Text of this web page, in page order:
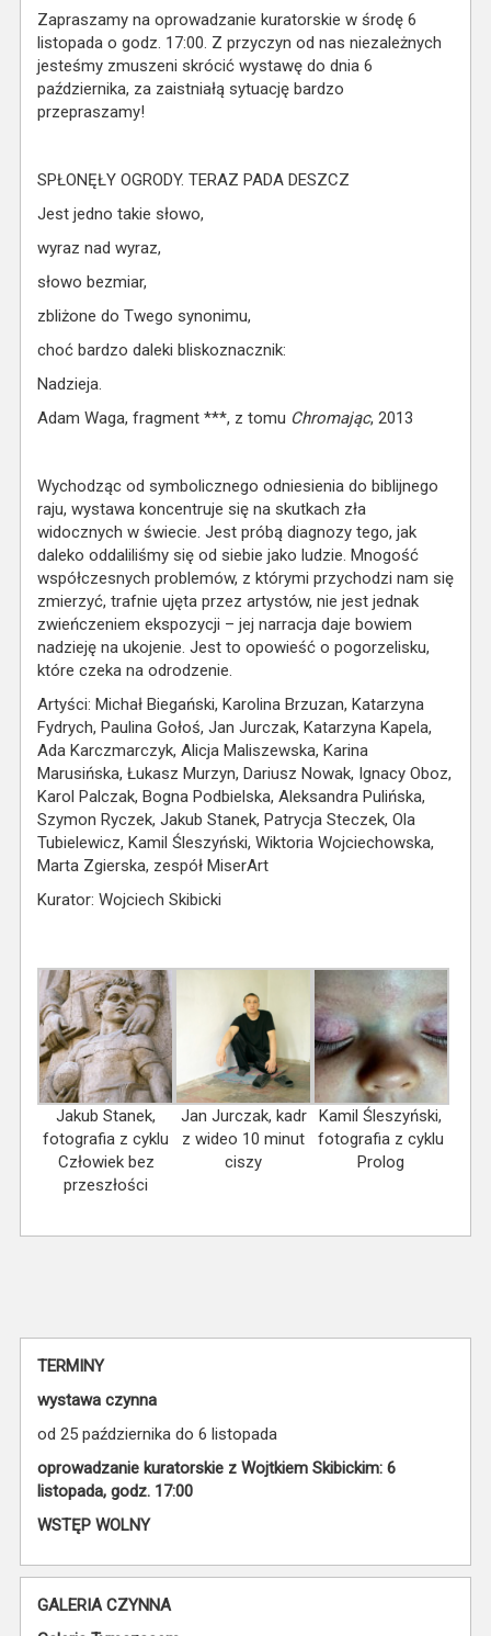
Zapraszamy na oprowadzanie kuratorskie w środę 6
listopada o godz. 17:00. Z przyczyn od nas niezależnych
jesteśmy zmuszeni skrócić wystawę do dnia 6
października, za zaistniałą sytuację bardzo
przepraszamy!
SPŁONĘŁY OGRODY. TERAZ PADA DESZCZ
Jest jedno takie słowo,
wyraz nad wyraz,
słowo bezmiar,
zbliżone do Twego synonimu,
choć bardzo daleki bliskoznacznik:
Nadzieja.
Adam Waga, fragment ***, z tomu Chromając, 2013
Wychodząc od symbolicznego odniesienia do biblijnego
raju, wystawa koncentruje się na skutkach zła
widocznych w świecie. Jest próbą diagnozy tego, jak
daleko oddaliliśmy się od siebie jako ludzie. Mnogość
współczesnych problemów, z którymi przychodzi nam się
zmierzyć, trafnie ujęta przez artystów, nie jest jednak
zwieńczeniem ekspozycji – jej narracja daje bowiem
nadzieję na ukojenie. Jest to opowieść o pogorzelisku,
które czeka na odrodzenie.
Artyści: Michał Biegański, Karolina Brzuzan, Katarzyna
Fydrych, Paulina Gołoś, Jan Jurczak, Katarzyna Kapela,
Ada Karczmarczyk, Alicja Maliszewska, Karina
Marusińska, Łukasz Murzyn, Dariusz Nowak, Ignacy Oboz,
Karol Palczak, Bogna Podbielska, Aleksandra Pulińska,
Szymon Ryczek, Jakub Stanek, Patrycja Steczek, Ola
Tubielewicz, Kamil Śleszyński, Wiktoria Wojciechowska,
Marta Zgierska, zespół MiserArt
Kurator: Wojciech Skibicki
Jakub Stanek,
fotografia z cyklu
Człowiek bez
przeszłości
Jan Jurczak, kadr
z wideo 10 minut
ciszy
Kamil Śleszyński,
fotografia z cyklu
Prolog
TERMINY
wystawa czynna
od 25 października do 6 listopada
oprowadzanie kuratorskie z Wojtkiem Skibickim: 6
listopada, godz. 17:00
WSTĘP WOLNY
GALERIA CZYNNA